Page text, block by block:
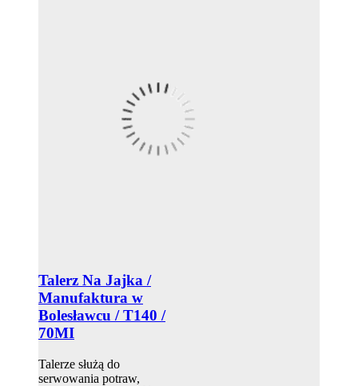
Talerz Na Jajka /
Manufaktura w
Bolesławcu / T140 /
70MI
Talerze służą do
serwowania potraw,